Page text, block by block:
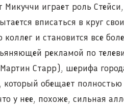
Микуччи играет роль
вписаться в круг
и становится все
рекламой по
Старр), шерифа
который обещает полностью
у нее, похоже, сильная